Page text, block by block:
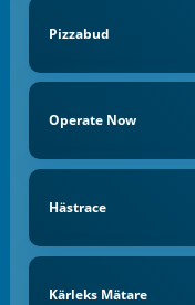
Pizzabud
Operate Now
Hästrace
Kärleks Mätare